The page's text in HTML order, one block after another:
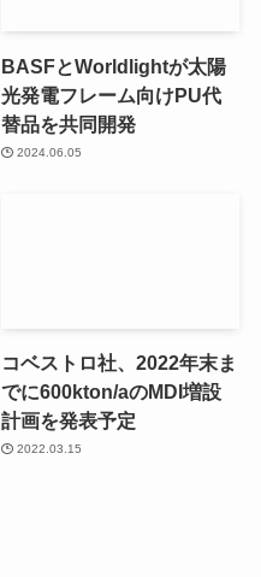
BASFとWorldlightが太陽
光発電フレーム向けPU代
替品を共同開発
2024.06.05
コベストロ社、2022年末ま
でに600kton/aのMDI増設
計画を発表予定
2022.03.15